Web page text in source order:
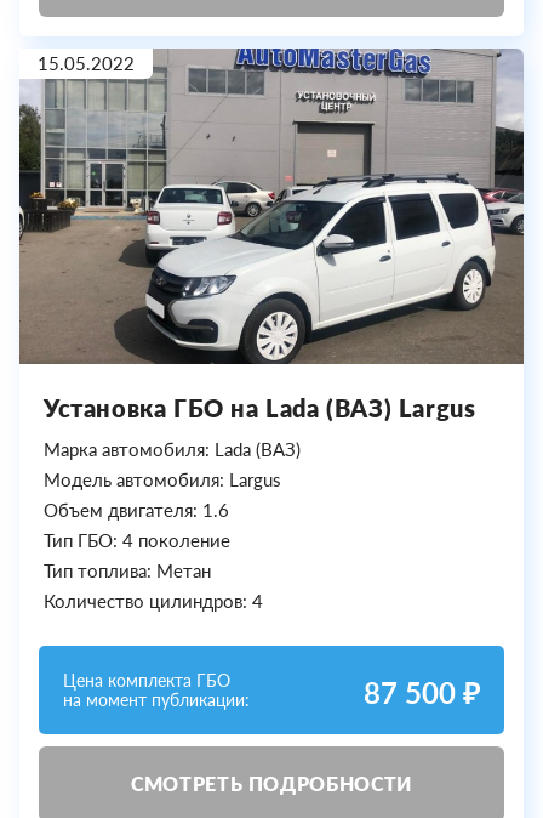
15.05.2022
Установка ГБО на Lada (ВАЗ) Largus
Марка автомобиля: Lada (ВАЗ)
Модель автомобиля: Largus
Объем двигателя: 1.6
Тип ГБО: 4 поколение
Тип топлива: Метан
Количество цилиндров: 4
Цена комплекта ГБО
на момент публикации:
87 500 ₽
СМОТРЕТЬ ПОДРОБНОСТИ